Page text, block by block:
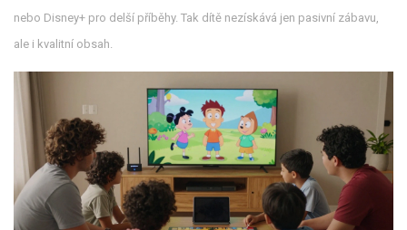
nebo Disney+ pro delší příběhy. Tak dítě nezískává jen pasivní zábavu,
ale i kvalitní obsah.